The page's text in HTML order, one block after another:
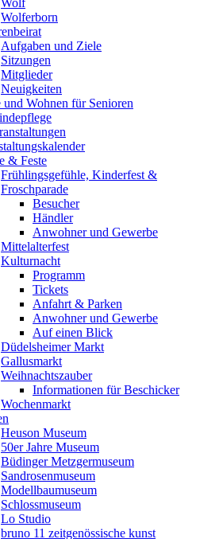
Wolf
Wolferborn
Aufgaben und Ziele
Sitzungen
Mitglieder
Neuigkeiten
und Wohnen für Senioren
& Feste
Frühlingsgefühle, Kinderfest &
Froschparade
Besucher
Händler
Anwohner und Gewerbe
Mittelalterfest
Kulturnacht
Programm
Tickets
Anfahrt & Parken
Anwohner und Gewerbe
Auf einen Blick
Düdelsheimer Markt
Gallusmarkt
Weihnachtszauber
Informationen für Beschicker
Wochenmarkt
Heuson Museum
50er Jahre Museum
Büdinger Metzgermuseum
Sandrosenmuseum
Modellbaumuseum
Schlossmuseum
Lo Studio
bruno 11 zeitgenössische kunst